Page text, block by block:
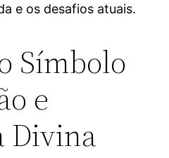
e os desafios atuais.
Símbolo
e
Divina